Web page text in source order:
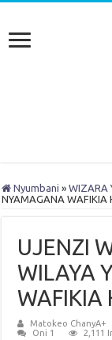
Nyumbani » WIZARA
NYAMAGANA
UJENZI
WILAYA
WAFIKIA
Matokeo ChanyA+
Oni 1
2,111